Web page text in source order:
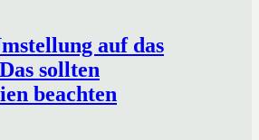
auf das
sollten
beachten